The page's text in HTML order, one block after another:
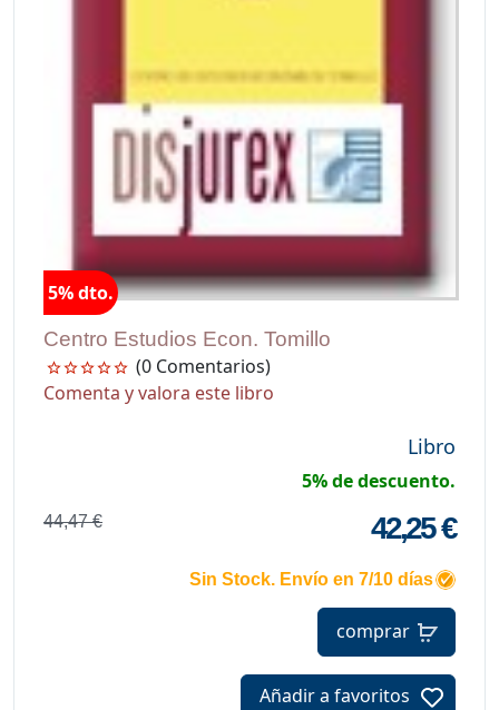
5% dto.
Centro Estudios Econ. Tomillo
(0 Comentarios)
Comenta y valora este libro
Libro
5% de descuento.
44,47 € 42,25 €
Sin Stock. Envío en 7/10 días
comprar
Añadir a favoritos